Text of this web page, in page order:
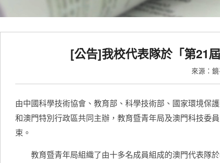
[公告]我校代表隊於「第21
來源：
由中國科學技術協會、教育部、科學技術部、國家環境保
和澳門特別行政區共同主辦，教育暨青年局及澳門科技委
束。
教育暨青年局組織了由十多名成員組成的澳門代表隊